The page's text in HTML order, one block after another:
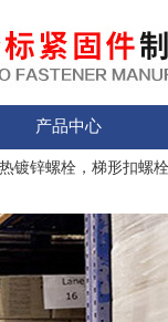
产品中心
镀锌螺栓，梯形扣螺